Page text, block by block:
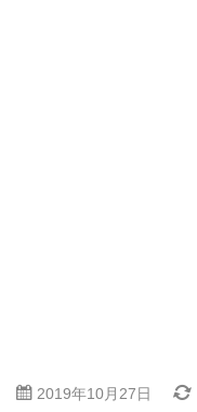
2019年10月27日